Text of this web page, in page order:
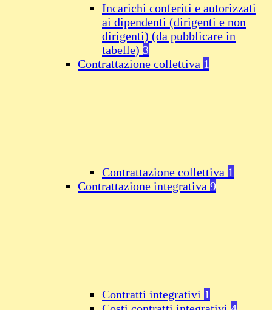
Incarichi conferiti e autorizzati
ai dipendenti (dirigenti e non
dirigenti) (da pubblicare in
tabelle) 3
Contrattazione collettiva 1
Contrattazione collettiva 1
Contrattazione integrativa 9
Contratti integrativi 1